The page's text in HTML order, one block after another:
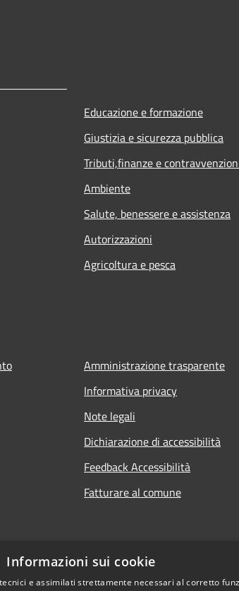
Educazione e formazione
Giustizia e sicurezza pubblica
Tributi,finanze e
Ambiente
Salute, benessere e assistenza
Autorizzazioni
Agricoltura e pesca
Amministrazione trasparente
Informativa privacy
Note legali
Dichiarazione di accessibilità
Feedback Accessibilità
Fatturare al comune
Informazioni sui cookie
e assimilati strettamente necessari al corretto